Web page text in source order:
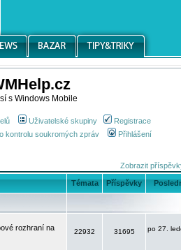
s Windows Mobile
Uživatelské skupiny
Registrace
kontrolu soukromých zpráv Přihlášení
Zobrazit
Témata Příspěvky
rozhraní na
22932 31695 po 27.